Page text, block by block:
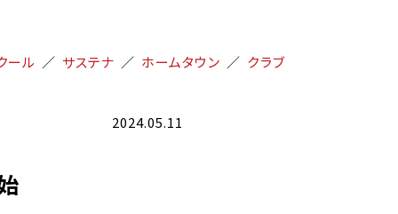
ール サステナ ホームタウン クラブ
2024.05.11